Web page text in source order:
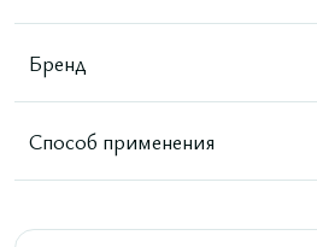
Бренд
Способ применения